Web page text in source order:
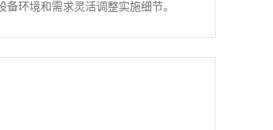
环境和需求灵活调整实施细节。